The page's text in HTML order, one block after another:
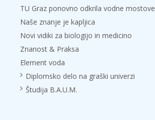
TU Graz ponovno odkrila vodne mostove
Naše znanje je kapljica
Novi vidiki za biologijo in medicino
Znanost & Praksa
Element voda
Diplomsko delo na graški univerzi
Študija B.A.U.M.